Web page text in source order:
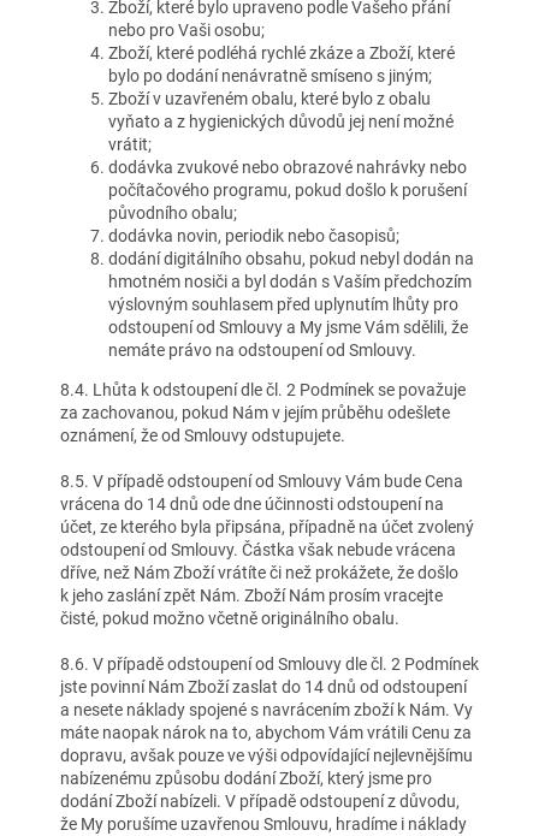
Zboží, které bylo upraveno podle Vašeho přání
nebo pro Vaši osobu;
Zboží, které podléhá rychlé zkáze a Zboží, které
bylo po dodání nenávratně smíseno s jiným;
Zboží v uzavřeném obalu, které bylo z obalu
vyňato a z hygienických důvodů jej není možné
vrátit;
dodávka zvukové nebo obrazové nahrávky nebo
počítačového programu, pokud došlo k porušení
původního obalu;
dodávka novin, periodik nebo časopisů;
dodání digitálního obsahu, pokud nebyl dodán na
hmotném nosiči a byl dodán s Vaším předchozím
výslovným souhlasem před uplynutím lhůty pro
odstoupení od Smlouvy a My jsme Vám sdělili, že
nemáte právo na odstoupení od Smlouvy.
8.4. Lhůta k odstoupení dle čl. 2 Podmínek se považuje
za zachovanou, pokud Nám v jejím průběhu odešlete
oznámení, že od Smlouvy odstupujete.
8.5. V případě odstoupení od Smlouvy Vám bude Cena
vrácena do 14 dnů ode dne účinnosti odstoupení na
účet, ze kterého byla připsána, případně na účet zvolený
odstoupení od Smlouvy. Částka však nebude vrácena
dříve, než Nám Zboží vrátíte či než prokážete, že došlo
k jeho zaslání zpět Nám. Zboží Nám prosím vracejte
čisté, pokud možno včetně originálního obalu.
8.6. V případě odstoupení od Smlouvy dle čl. 2 Podmínek
jste povinní Nám Zboží zaslat do 14 dnů od odstoupení
a nesete náklady spojené s navrácením zboží k Nám. Vy
máte naopak nárok na to, abychom Vám vrátili Cenu za
dopravu, avšak pouze ve výši odpovídající nejlevnějšímu
nabízenému způsobu dodání Zboží, který jsme pro
dodání Zboží nabízeli. V případě odstoupení z důvodu,
že My porušíme uzavřenou Smlouvu, hradíme i náklady